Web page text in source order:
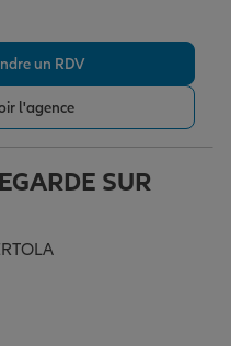
un RDV
l'agence
SUR